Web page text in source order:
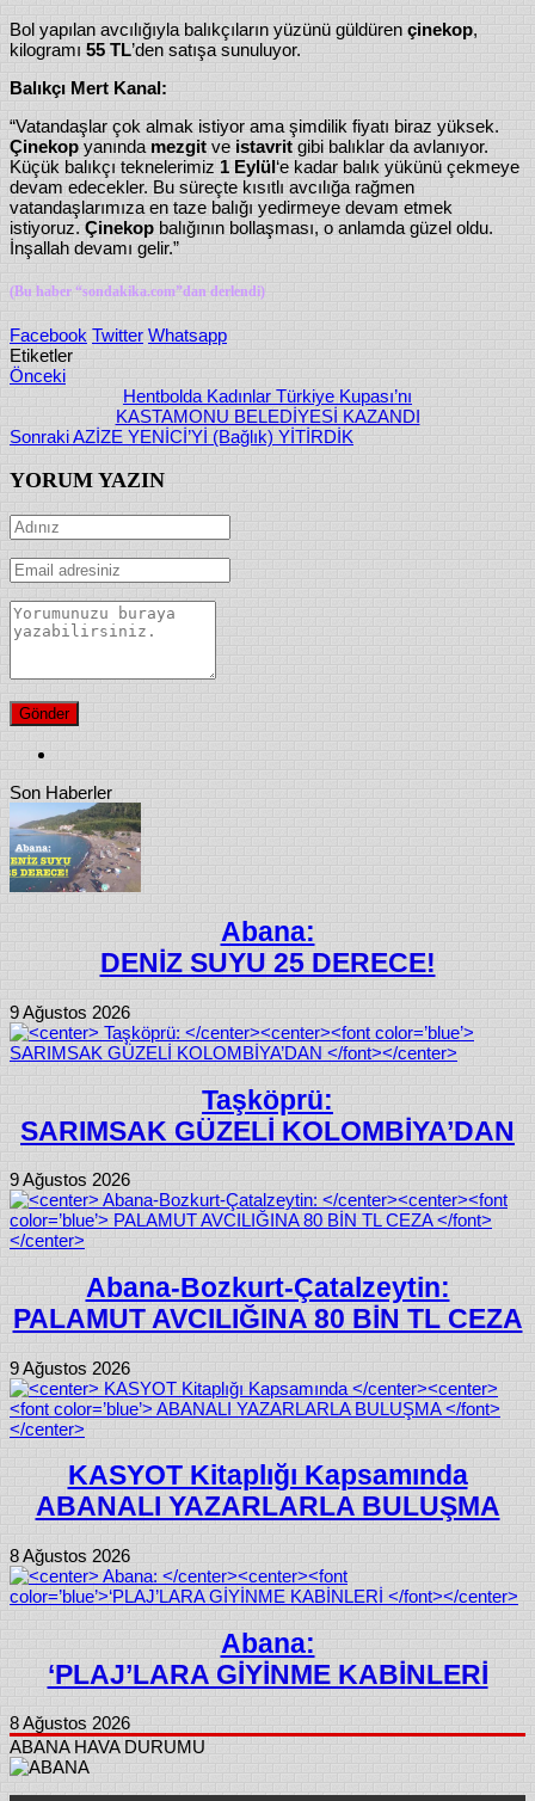
Bol yapılan avcılığıyla balıkçıların yüzünü güldüren çinekop,
kilogramı 55 TL’den satışa sunuluyor.
Balıkçı Mert Kanal:
“Vatandaşlar çok almak istiyor ama şimdilik fiyatı biraz yüksek.
Çinekop yanında mezgit ve istavrit gibi balıklar da avlanıyor.
Küçük balıkçı teknelerimiz 1 Eylül‘e kadar balık yükünü çekmeye
devam edecekler. Bu süreçte kısıtlı avcılığa rağmen
vatandaşlarımıza en taze balığı yedirmeye devam etmek
istiyoruz. Çinekop balığının bollaşması, o anlamda güzel oldu.
İnşallah devamı gelir.”
(Bu haber “sondakika.com”dan derlendi)
Facebook Twitter Whatsapp
Etiketler
Önceki
Hentbolda Kadınlar Türkiye Kupası’nı
KASTAMONU BELEDİYESİ KAZANDI
SonrakiAZİZE YENİCİ’Yİ (Bağlık) YİTİRDİK
YORUM YAZIN
Son Haberler
Abana:
DENİZ SUYU 25 DERECE!
9 Ağustos 2026
Taşköprü:
SARIMSAK GÜZELİ KOLOMBİYA’DAN
9 Ağustos 2026
Abana-Bozkurt-Çatalzeytin:
PALAMUT AVCILIĞINA 80 BİN TL CEZA
9 Ağustos 2026
KASYOT Kitaplığı Kapsamında
ABANALI YAZARLARLA BULUŞMA
8 Ağustos 2026
Abana:
‘PLAJ’LARA GİYİNME KABİNLERİ
8 Ağustos 2026
ABANA HAVA DURUMU